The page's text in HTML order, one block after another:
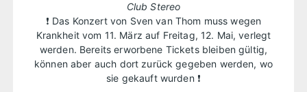
Club Stereo
❗ Das Konzert von Sven van Thom muss wegen
Krankheit vom 11. März auf Freitag, 12. Mai, verlegt
werden. Bereits erworbene Tickets bleiben gültig,
können aber auch dort zurück gegeben werden, wo
sie gekauft wurden ❗